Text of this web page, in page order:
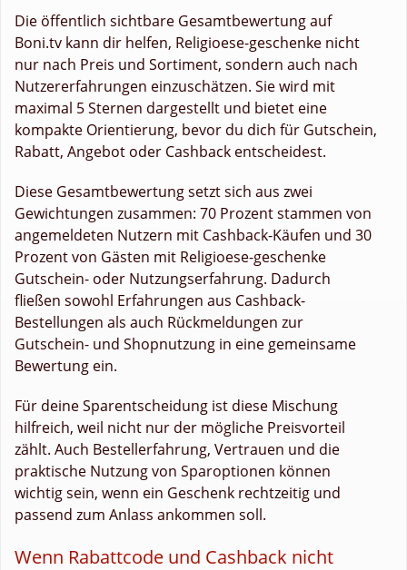
Die öffentlich sichtbare Gesamtbewertung auf
Boni.tv kann dir helfen, Religioese-geschenke nicht
nur nach Preis und Sortiment, sondern auch nach
Nutzererfahrungen einzuschätzen. Sie wird mit
maximal 5 Sternen dargestellt und bietet eine
kompakte Orientierung, bevor du dich für Gutschein,
Rabatt, Angebot oder Cashback entscheidest.
Diese Gesamtbewertung setzt sich aus zwei
Gewichtungen zusammen: 70 Prozent stammen von
angemeldeten Nutzern mit Cashback-Käufen und 30
Prozent von Gästen mit Religioese-geschenke
Gutschein- oder Nutzungserfahrung. Dadurch
fließen sowohl Erfahrungen aus Cashback-
Bestellungen als auch Rückmeldungen zur
Gutschein- und Shopnutzung in eine gemeinsame
Bewertung ein.
Für deine Sparentscheidung ist diese Mischung
hilfreich, weil nicht nur der mögliche Preisvorteil
zählt. Auch Bestellerfahrung, Vertrauen und die
praktische Nutzung von Sparoptionen können
wichtig sein, wenn ein Geschenk rechtzeitig und
passend zum Anlass ankommen soll.
Wenn Rabattcode und Cashback nicht